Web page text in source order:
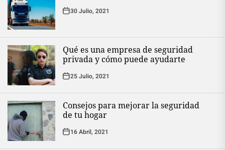
30 Julio, 2021
Qué es una empresa de seguridad
privada y cómo puede ayudarte
25 Julio, 2021
Consejos para mejorar la seguridad
de tu hogar
16 Abril, 2021